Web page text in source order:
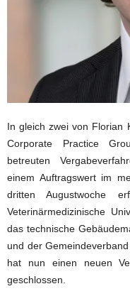
In gleich zwei von Florian
Corporate Practice
betreuten
einem Auftragswert im
dritten Augustwoche
Veterinärmedizinische
das technische
und der
hat nun einen neuen
geschlossen.